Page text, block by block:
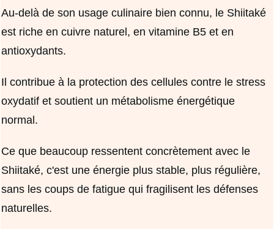
Au-delà de son usage culinaire bien connu, le Shiitaké
est riche en cuivre naturel, en vitamine B5 et en
antioxydants.
Il contribue à la protection des cellules contre le stress
oxydatif et soutient un métabolisme énergétique
normal.
Ce que beaucoup ressentent concrètement avec le
Shiitaké, c'est une énergie plus stable, plus régulière,
sans les coups de fatigue qui fragilisent les défenses
naturelles.